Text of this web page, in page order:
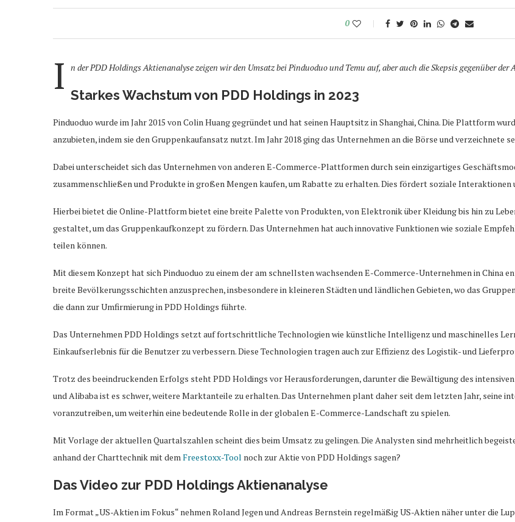
0
I n der PDD Holdings Aktienanalyse zeigen wir den Umsatz bei Pinduoduo und Temu auf, aber auch die Skepsis gegenüber der
Starkes Wachstum von PDD Holdings in 2023
Pinduoduo wurde im Jahr 2015 von Colin Huang gegründet und hat seinen Hauptsitz in Shanghai, China. Die Plattform
anzubieten, indem sie den Gruppenkaufansatz nutzt. Im Jahr 2018 ging das Unternehmen an die Börse und verzeichnete
Dabei unterscheidet sich das Unternehmen von anderen E-Commerce-Plattformen durch sein einzigartiges
zusammenschließen und Produkte in großen Mengen kaufen, um Rabatte zu erhalten. Dies fördert soziale Interaktionen
Hierbei bietet die Online-Plattform bietet eine breite Palette von Produkten, von Elektronik über Kleidung bis hin zu
gestaltet, um das Gruppenkaufkonzept zu fördern. Das Unternehmen hat auch innovative Funktionen wie soziale
teilen können.
Mit diesem Konzept hat sich Pinduoduo zu einem der am schnellsten wachsenden E-Commerce-Unternehmen in China
breite Bevölkerungsschichten anzusprechen, insbesondere in kleineren Städten und ländlichen Gebieten, wo das
die dann zur Umfirmierung in PDD Holdings führte.
Das Unternehmen PDD Holdings setzt auf fortschrittliche Technologien wie künstliche Intelligenz und maschinelles
Einkaufserlebnis für die Benutzer zu verbessern. Diese Technologien tragen auch zur Effizienz des Logistik- und
Trotz des beeindruckenden Erfolgs steht PDD Holdings vor Herausforderungen, darunter die Bewältigung des
und Alibaba ist es schwer, weitere Marktanteile zu erhalten. Das Unternehmen plant daher seit dem letzten Jahr, seine
voranzutreiben, um weiterhin eine bedeutende Rolle in der globalen E-Commerce-Landschaft zu spielen.
Mit Vorlage der aktuellen Quartalszahlen scheint dies beim Umsatz zu gelingen. Die Analysten sind mehrheitlich
anhand der Charttechnik mit dem Freestoxx-Tool noch zur Aktie von PDD Holdings sagen?
Das Video zur PDD Holdings Aktienanalyse
Im Format „US-Aktien im Fokus“ nehmen Roland Jegen und Andreas Bernstein regelmäßig US-Aktien näher unter die